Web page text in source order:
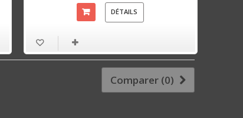
DÉTAILS
Comparer (0)